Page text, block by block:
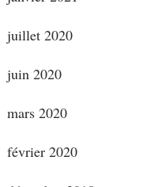
juillet 2020
juin 2020
mars 2020
février 2020